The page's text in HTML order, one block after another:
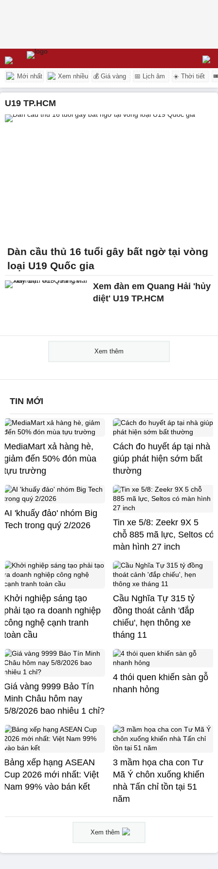
Mới nhất Xem nhiều 💰 Giá vàng 📅 Lịch âm ☀️ Thời tiết
U19 TP.HCM
Dàn cầu thủ 16 tuổi gây bất ngờ tại vòng
loại U19 Quốc gia
Xem đàn em Quang Hải 'hủy
diệt' U19 TP.HCM
Xem thêm
TIN MỚI
MediaMart xả hàng hè,
giảm đến 50% đón mùa
tựu trường
Cách đo huyết áp tại nhà
giúp phát hiện sớm bất
thường
AI 'khuấy đảo' nhóm Big
Tech trong quý 2/2026
Tin xe 5/8: Zeekr 9X 5
chỗ 885 mã lực, Seltos có
màn hình 27 inch
Khởi nghiệp sáng tạo
phải tạo ra doanh nghiệp
công nghệ cạnh tranh
toàn cầu
Cầu Nghĩa Tự 315 tỷ
đồng thoát cảnh 'đắp
chiếu', hẹn thông xe
tháng 11
Giá vàng 9999 Bảo Tín
Minh Châu hôm nay
5/8/2026 bao nhiêu 1 chỉ?
4 thói quen khiến sàn gỗ
nhanh hỏng
Bảng xếp hạng ASEAN
Cup 2026 mới nhất: Việt
Nam 99% vào bán kết
3 mầm họa cha con Tư
Mã Ý chôn xuống khiến
nhà Tấn chỉ tồn tại 51
năm
Xem thêm